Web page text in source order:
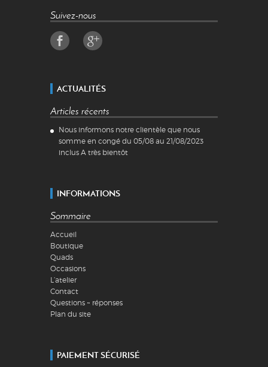
Suivez-nous
ACTUALITÉS
Articles récents
Nous informons notre clientèle que nous
somme en congé du 05/08 au 21/08/2023
inclus A très bientôt
INFORMATIONS
Sommaire
Accueil
Boutique
Quads
Occasions
L’atelier
Contact
Questions ~ réponses
Plan du site
PAIEMENT SÉCURISÉ